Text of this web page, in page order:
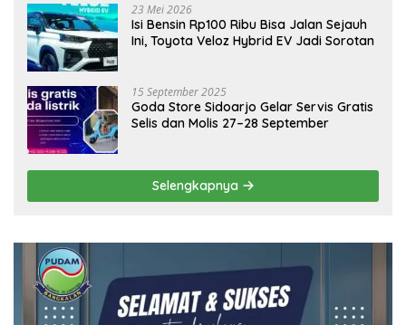
23 Mei 2026
Isi Bensin Rp100 Ribu Bisa Jalan Sejauh
Ini, Toyota Veloz Hybrid EV Jadi Sorotan
15 September 2025
Goda Store Sidoarjo Gelar Servis Gratis
Selis dan Molis 27–28 September
Selengkapnya